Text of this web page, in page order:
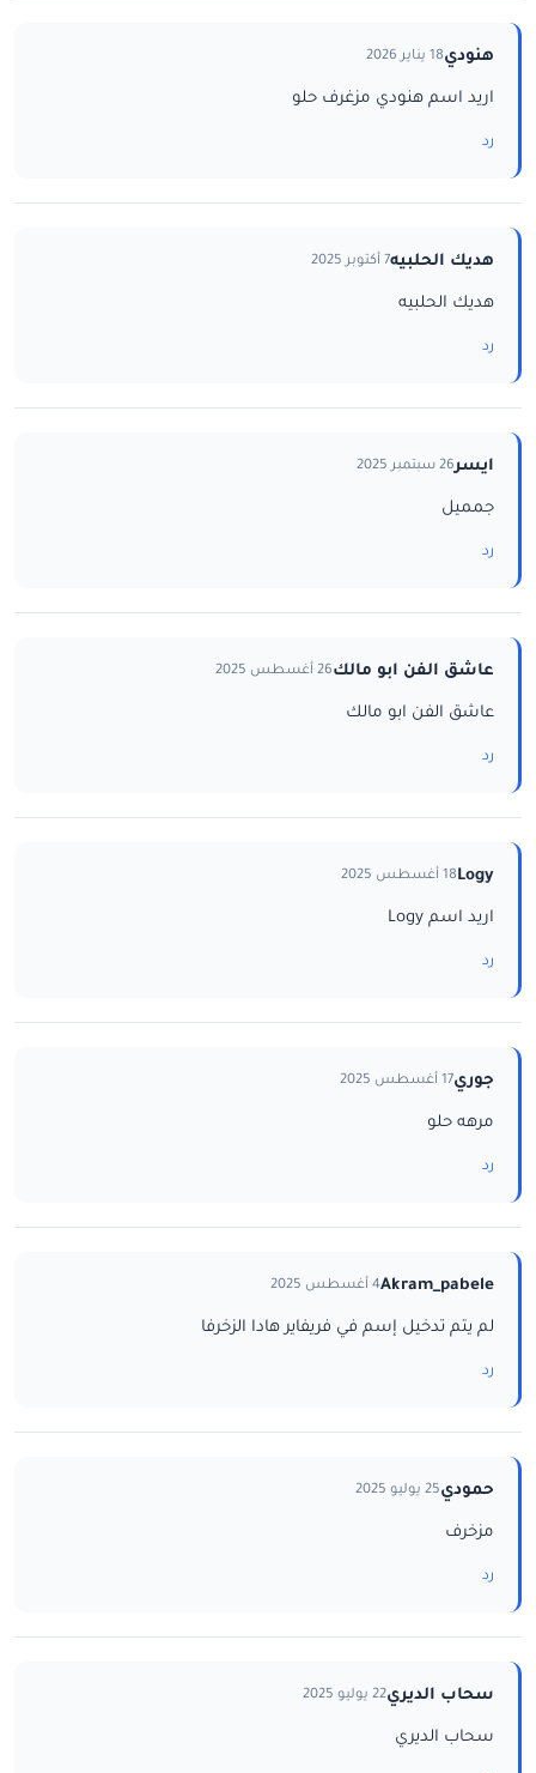
هنودي18 يناير 2026
اريد اسم هنودي مزغرف حلو
رد
هديك الحلبيه7 أكتوبر 2025
هديك الحلبيه
رد
ايسر26 سبتمبر 2025
جمميل
رد
عاشق الفن ابو مالك26 أغسطس 2025
عاشق الفن ابو مالك
رد
Logy18 أغسطس 2025
اريد اسم Logy
رد
جوري17 أغسطس 2025
مرهه حلو
رد
Akram_pabele4 أغسطس 2025
لم يتم تدخيل إسم في فريفاير هادا الزخرفا
رد
حمودي25 يوليو 2025
مزخرف
رد
سحاب الديري22 يوليو 2025
سحاب الديري